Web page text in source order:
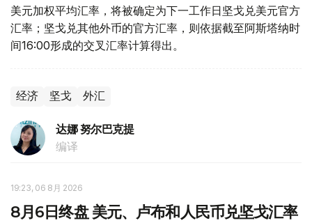
美元加权平均汇率，将被确定为下一工作日坚戈兑美元官方
汇率；坚戈兑其他外币的官方汇率，则依据截至阿斯塔纳时
间16:00形成的交叉汇率计算得出。
经济 坚戈 外汇
达娜 努尔巴克提
编译
19:23, 06 8月 2026
8月6日终盘 美元、卢布和人民币兑坚戈汇率